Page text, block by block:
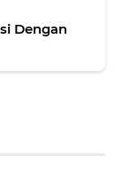
Dengan